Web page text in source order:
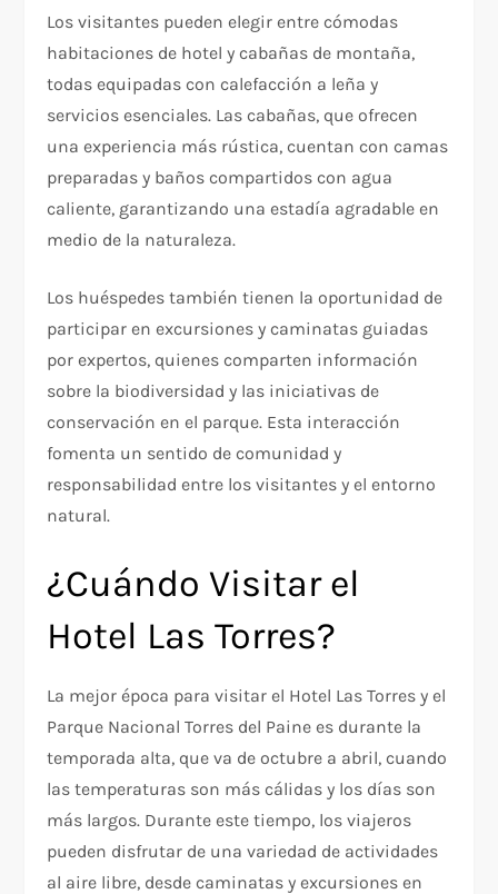
Los visitantes pueden elegir entre cómodas
habitaciones de hotel y cabañas de montaña,
todas equipadas con calefacción a leña y
servicios esenciales. Las cabañas, que ofrecen
una experiencia más rústica, cuentan con camas
preparadas y baños compartidos con agua
caliente, garantizando una estadía agradable en
medio de la naturaleza.
Los huéspedes también tienen la oportunidad de
participar en excursiones y caminatas guiadas
por expertos, quienes comparten información
sobre la biodiversidad y las iniciativas de
conservación en el parque. Esta interacción
fomenta un sentido de comunidad y
responsabilidad entre los visitantes y el entorno
natural.
¿Cuándo Visitar el
Hotel Las Torres?
La mejor época para visitar el Hotel Las Torres y el
Parque Nacional Torres del Paine es durante la
temporada alta, que va de octubre a abril, cuando
las temperaturas son más cálidas y los días son
más largos. Durante este tiempo, los viajeros
pueden disfrutar de una variedad de actividades
al aire libre, desde caminatas y excursiones en